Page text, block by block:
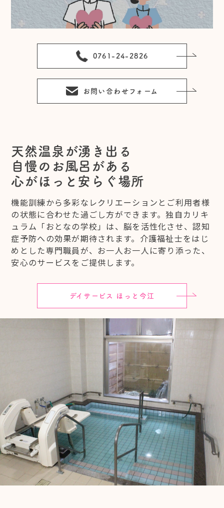
0761-24-2826
お問い合わせフォーム
天然温泉が湧き出る
自慢のお風呂がある
心がほっと安らぐ場所
機能訓練から多彩なレクリエーションとご利用者様
の状態に合わせた過ごし方ができます。独自カリキ
ュラム「おとなの学校」は、脳を活性化させ、認知
症予防への効果が期待されます。介護福祉士をはじ
めとした専門職員が、お一人お一人に寄り添った、
安心のサービスをご提供します。
デイサービス ほっと今江